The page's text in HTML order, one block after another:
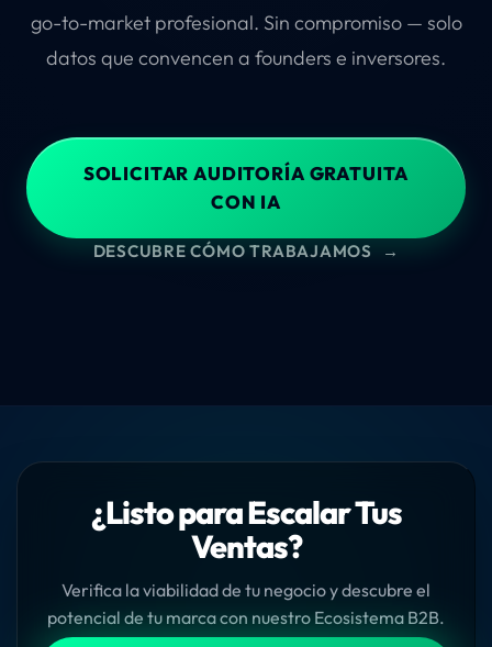
go-to-market profesional. Sin compromiso — solo
datos que convencen a founders e inversores.
SOLICITAR AUDITORÍA GRATUITA
CON IA
DESCUBRE CÓMO TRABAJAMOS →
¿Listo para Escalar Tus
Ventas?
Verifica la viabilidad de tu negocio y descubre el
potencial de tu marca con nuestro Ecosistema B2B.